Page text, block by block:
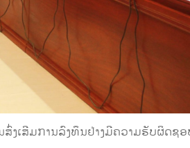
ເສີມການລົງທຶນຢ່າງມີຄວາມຮັບຜິດຊອ